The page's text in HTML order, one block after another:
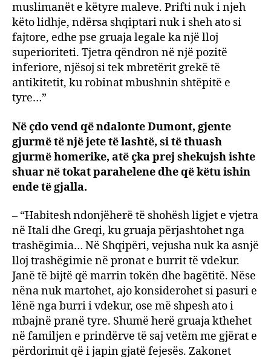
muslimanët e këtyre maleve. Prifti nuk i njeh
këto lidhje, ndërsa shqiptari nuk i sheh ato si
fajtore, edhe pse gruaja legale ka një lloj
superioriteti. Tjetra qëndron në një pozitë
inferiore, njësoj si tek mbretërit grekë të
antikitetit, ku robinat mbushnin shtëpitë e
tyre…”
Në çdo vend që ndalonte Dumont, gjente
gjurmë të një jete të lashtë, si të thuash
gjurmë homerike, atë çka prej shekujsh ishte
shuar në tokat parahelene dhe që këtu ishin
ende të gjalla.
– “Habitesh ndonjëherë të shohësh ligjet e vjetra
në Itali dhe Greqi, ku gruaja përjashtohet nga
trashëgimia… Në Shqipëri, vejusha nuk ka asnjë
lloj trashëgimie në pronat e burrit të vdekur.
Janë të bijtë që marrin tokën dhe bagëtitë. Nëse
nëna nuk martohet, ajo konsiderohet si pasuri e
lënë nga burri i vdekur, ose më shpesh ato i
mbajnë pranë tyre. Shumë herë gruaja kthehet
në familjen e prindërve të saj vetëm me gjërat e
përdorimit që i japin gjatë fejesës. Zakonet